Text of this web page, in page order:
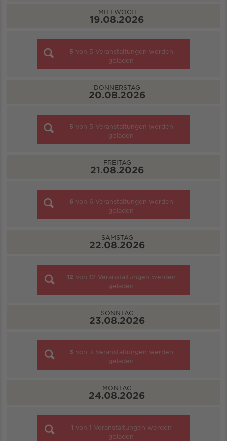
MITTWOCH
19.08.2026
5 von 5 Veranstaltungen werden
geladen
DONNERSTAG
20.08.2026
5 von 5 Veranstaltungen werden
geladen
FREITAG
21.08.2026
6 von 6 Veranstaltungen werden
geladen
SAMSTAG
22.08.2026
12 von 12 Veranstaltungen werden
geladen
SONNTAG
23.08.2026
3 von 3 Veranstaltungen werden
geladen
MONTAG
24.08.2026
1 von 1 Veranstaltungen werden
geladen